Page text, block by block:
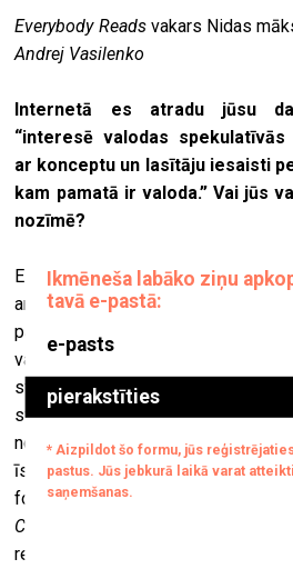
Everybody Readsvakars Nidas
Andrej Vasilenko
Internetā es atradu jūsu
“interesē valodas
ar konceptu un lasītāju iesaisti
kam pamatā ir valoda.” Vai jūs
nozīmē?
Es mēdzu kūrēt izstādes, izejot
arī organizēju lasījumu
pasākumu ciklu. Tie bija tā
vakari, ko inspirējusi “atvērtā
struktūras un Roberto Bolaņjo
svarīgāka par rakstīšanu”. Katrs
nolasīja – vēstuli, teikumu,
īsziņu, īsu eseju utt. – saistībā ar
formāts atgādina hibrīdu starp
Corner
) Haidparkā un
rezultātā tikai izveidota